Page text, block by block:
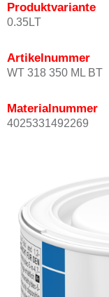
Produktvariante
0.35LT
Artikelnummer
WT 318 350 ML BT
Materialnummer
4025331492269